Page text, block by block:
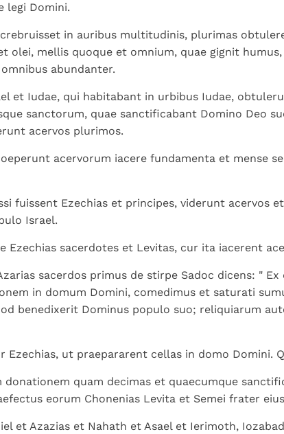
legi Domini.
in auribus multitudinis, plurimas
olei, mellis quoque et omnium, quae gignit
abundanter.
et Iudae, qui habitabant in urbibus Iudae,
sanctorum, quae sanctificabant Domino Deo
acervos plurimos.
acervorum iacere fundamenta et mense
fuissent Ezechias et principes, viderunt acervos
Israel.
Ezechias sacerdotes et Levitas, cur ita iacerent
sacerdos primus de stirpe Sadoc dicens: "
in domum Domini, comedimus et saturati
benedixerit Dominus populo suo; reliquiarum
Ezechias, ut praepararent cellas in domo Domini.
quam decimas et quaecumque
eorum Chonenias Levita et Semei frater
et Azazias et Nahath et Asael et Ierimoth,